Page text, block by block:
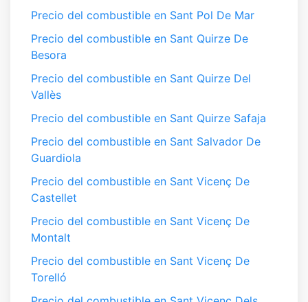
Precio del combustible en Sant Pol De Mar
Precio del combustible en Sant Quirze De
Besora
Precio del combustible en Sant Quirze Del
Vallès
Precio del combustible en Sant Quirze Safaja
Precio del combustible en Sant Salvador De
Guardiola
Precio del combustible en Sant Vicenç De
Castellet
Precio del combustible en Sant Vicenç De
Montalt
Precio del combustible en Sant Vicenç De
Torelló